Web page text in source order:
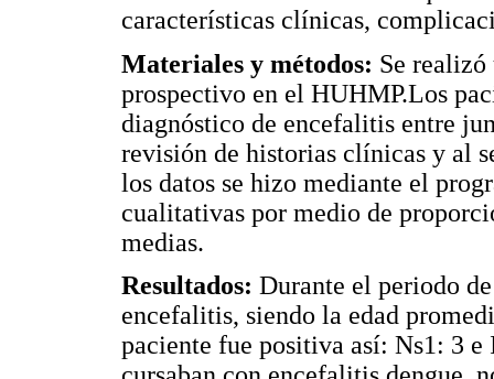
características clínicas,
Materiales y métodos: Se
prospectivo en el HUHMP.Los
diagnóstico de encefalitis entre
revisión de historias clínicas y al
los datos se hizo mediante el
cualitativas por medio de
medias.
Resultados: Durante el periodo
encefalitis, siendo la edad
paciente fue positiva así: Ns1: 3